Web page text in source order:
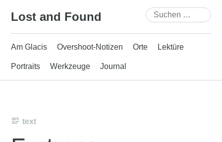
Lost and Found
Suchen
nach:
Am Glacis Overshoot-Notizen Orte Lektüre
Portraits Werkzeuge Journal
text